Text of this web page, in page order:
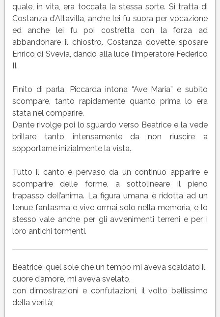
quale, in vita, era toccata la stessa sorte. Si tratta di
Costanza d’Altavilla, anche lei fu suora per vocazione
ed anche lei fu poi costretta con la forza ad
abbandonare il chiostro. Costanza dovette sposare
Enrico di Svevia, dando alla luce l’imperatore Federico
II.
Finito di parla, Piccarda intona “Ave Maria” e subito
scompare, tanto rapidamente quanto prima lo era
stata nel comparire.
Dante rivolge poi lo sguardo verso Beatrice e la vede
brillare tanto intensamente da non riuscire a
sopportarne inizialmente la vista.
Tutto il canto è pervaso da un continuo apparire e
scomparire delle forme, a sottolineare il pieno
trapasso dell’anima. La figura umana è ridotta ad un
tenue fantasma e vive ormai solo nella memoria, e lo
stesso vale anche per gli avvenimenti terreni e per i
loro antichi tormenti.
Beatrice, quel sole che un tempo mi aveva scaldato il
cuore d’amore, mi aveva svelato,
con dimostrazioni e confutazioni, il volto bellissimo
della verità;